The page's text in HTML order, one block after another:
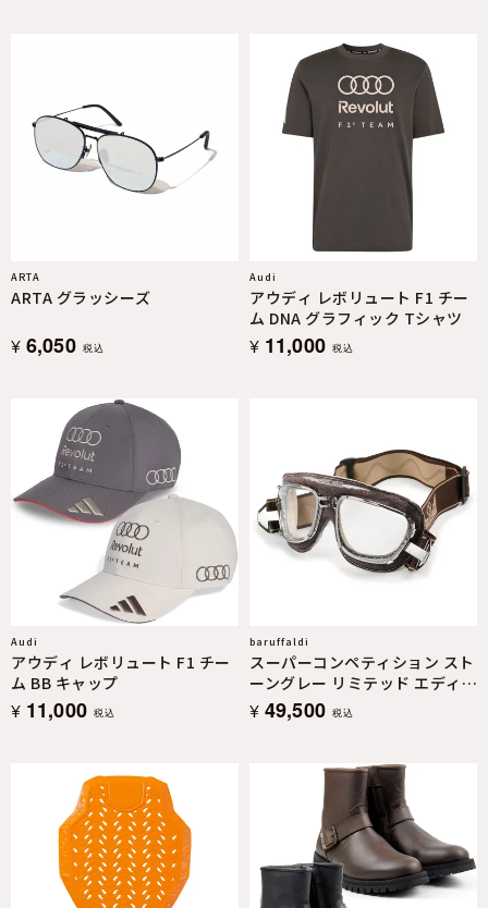
ARTA
ARTA グラッシーズ
¥ 6,050 税込
Audi
アウディ レボリュート F1 チー
ム DNA グラフィック Tシャツ
¥ 11,000 税込
Audi
アウディ レボリュート F1 チー
ム BB キャップ
¥ 11,000 税込
baruffaldi
スーパーコンペティション スト
ーングレー リミテッド エディ
ション
¥ 49,500 税込